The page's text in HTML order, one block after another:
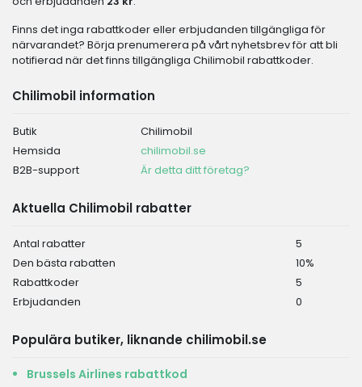
Finns det inga rabattkoder eller erbjudanden tillgängliga för
närvarandet? Börja prenumerera på vårt nyhetsbrev för att bli
notifierad när det finns tillgängliga Chilimobil rabattkoder.
Chilimobil information
Butik
Chilimobil
Hemsida
chilimobil.se
B2B-support
Är detta ditt företag?
Aktuella Chilimobil rabatter
Antal rabatter
5
Den bästa rabatten
10%
Rabattkoder
5
Erbjudanden
0
Populära butiker, liknande chilimobil.se
Brussels Airlines rabattkod